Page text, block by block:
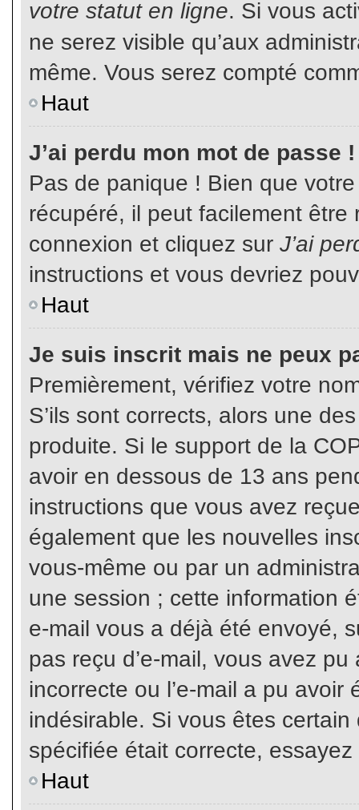
votre statut en ligne. Si vous
ne serez visible qu’aux
même. Vous serez compté
Haut
J’ai perdu mon mot de passe !
Pas de panique ! Bien que
récupéré, il peut facilement
connexion et cliquez sur J’ai
instructions et vous devriez
Haut
Je suis inscrit mais ne peux
Premièrement, vérifiez votre
S’ils sont corrects, alors une
produite. Si le support de la
avoir en dessous de 13 ans
instructions que vous avez
également que les nouvelles
vous-même ou par un
une session ; cette information
e-mail vous a déjà été envoyé,
pas reçu d’e-mail, vous avez
incorrecte ou l’e-mail a pu
indésirable. Si vous êtes
spécifiée était correcte,
Haut